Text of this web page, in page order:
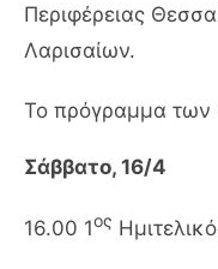
Περιφέρειας
Λαρισαίων.
Το πρόγραμμα
Σάββατο, 16/4
16.00 1ος